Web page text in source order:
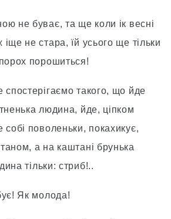
не буває, та ще коли ік весні
не стара, їй усього ще тільки
порошиться!
спостерігаємо такого, що йде
людина, йде, ціпком
собі поволеньки, покахикує,
а на каштані брунька
тільки: стриб!..
Як молода!